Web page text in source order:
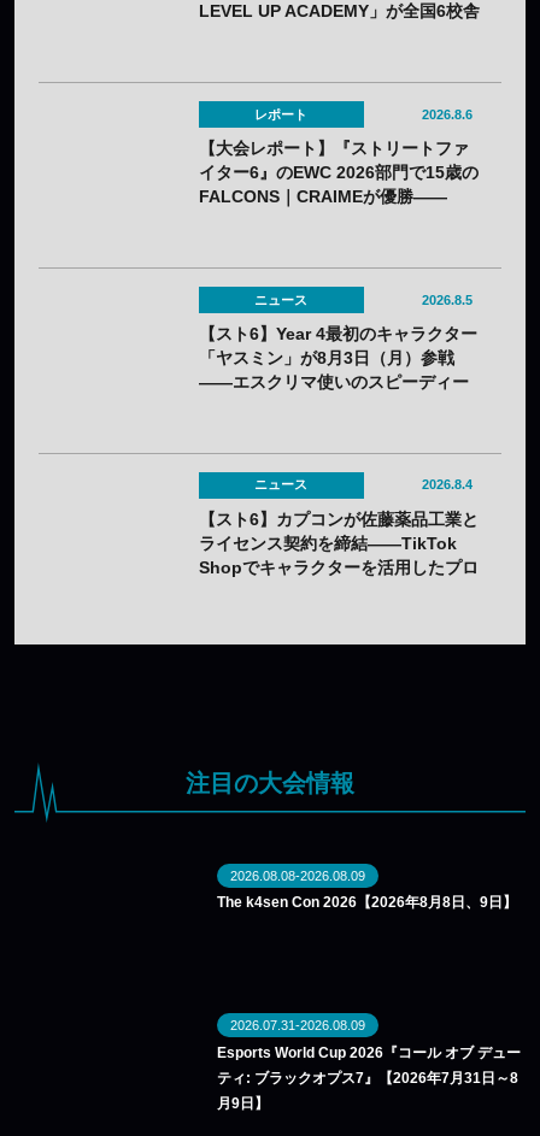
LEVEL UP ACADEMY」が全国6校舎
レポート 2026.8.6
【大会レポート】『ストリートファ
イター6』のEWC 2026部門で15歳の
FALCONS｜CRAIMEが優勝——
ニュース 2026.8.5
【スト6】Year 4最初のキャラクター
「ヤスミン」が8月3日（月）参戦
——エスクリマ使いのスピーディー
ニュース 2026.8.4
【スト6】カプコンが佐藤薬品工業と
ライセンス契約を締結——TikTok
Shopでキャラクターを活用したプロ
注目の大会情報
2026.08.08-2026.08.09
The k4sen Con 2026【2026年8月8日、9日】
2026.07.31-2026.08.09
Esports World Cup 2026『コール オブ デュー
ティ: ブラックオプス7』【2026年7月31日～8
月9日】